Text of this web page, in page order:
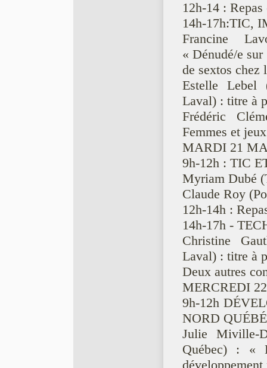
12h-14 :
14h-17h:TIC,
Francine
« Dénudé/e
de sextos chez
Estelle Lebel
Laval) : titre à
Frédéric
Femmes et
MARDI 21
9h-12h : TIC
Myriam Dubé
Claude Roy
12h-14h :
14h-17h -
Christine
Laval) : titre à
Deux autres
MERCREDI
9h-12h
NORD
Julie Miville-
Québec) : «